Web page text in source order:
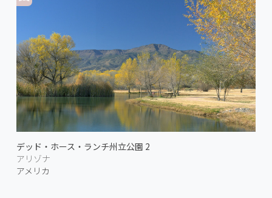
デッド・ホース・ランチ州立公園 2
アリゾナ
アメリカ